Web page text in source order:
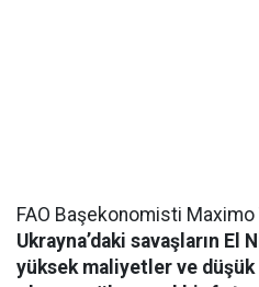
FAO Başekonomisti Maximo
Ukrayna’daki savaşların El
yüksek maliyetler ve